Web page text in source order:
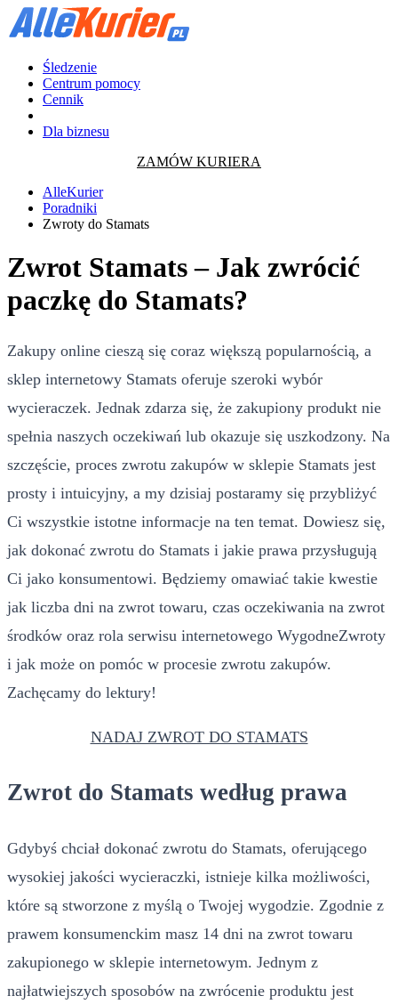
Śledzenie
Centrum pomocy
Cennik
Dla biznesu
ZAMÓW KURIERA
AlleKurier
Poradniki
Zwroty do Stamats
Zwrot Stamats – Jak zwrócić
paczkę do Stamats?
Zakupy online cieszą się coraz większą popularnością, a
sklep internetowy Stamats oferuje szeroki wybór
wycieraczek. Jednak zdarza się, że zakupiony produkt nie
spełnia naszych oczekiwań lub okazuje się uszkodzony. Na
szczęście, proces zwrotu zakupów w sklepie Stamats jest
prosty i intuicyjny, a my dzisiaj postaramy się przybliżyć
Ci wszystkie istotne informacje na ten temat. Dowiesz się,
jak dokonać zwrotu do Stamats i jakie prawa przysługują
Ci jako konsumentowi. Będziemy omawiać takie kwestie
jak liczba dni na zwrot towaru, czas oczekiwania na zwrot
środków oraz rola serwisu internetowego WygodneZwroty
i jak może on pomóc w procesie zwrotu zakupów.
Zachęcamy do lektury!
NADAJ ZWROT DO STAMATS
Zwrot do Stamats według prawa
Gdybyś chciał dokonać zwrotu do Stamats, oferującego
wysokiej jakości wycieraczki, istnieje kilka możliwości,
które są stworzone z myślą o Twojej wygodzie. Zgodnie z
prawem konsumenckim masz 14 dni na zwrot towaru
zakupionego w sklepie internetowym. Jednym z
najłatwiejszych sposobów na zwrócenie produktu jest